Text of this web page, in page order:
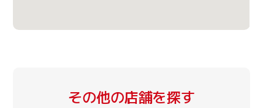
その他の店舗を探す